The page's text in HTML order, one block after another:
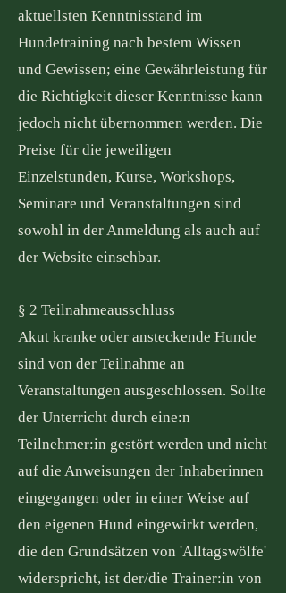
aktuellsten Kenntnisstand im
Hundetraining nach bestem Wissen
und Gewissen; eine Gewährleistung für
die Richtigkeit dieser Kenntnisse kann
jedoch nicht übernommen werden. Die
Preise für die jeweiligen
Einzelstunden, Kurse, Workshops,
Seminare und Veranstaltungen sind
sowohl in der Anmeldung als auch auf
der Website einsehbar.
§ 2 Teilnahmeausschluss
Akut kranke oder ansteckende Hunde
sind von der Teilnahme an
Veranstaltungen ausgeschlossen. Sollte
der Unterricht durch eine:n
Teilnehmer:in gestört werden und nicht
auf die Anweisungen der Inhaberinnen
eingegangen oder in einer Weise auf
den eigenen Hund eingewirkt werden,
die den Grundsätzen von 'Alltagswölfe'
widerspricht, ist der/die Trainer:in von